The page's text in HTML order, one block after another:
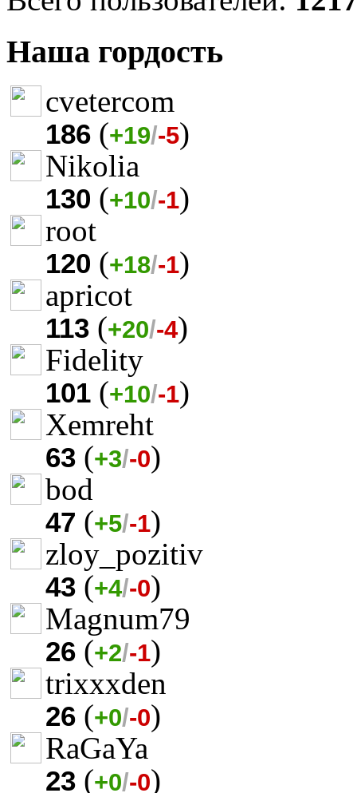
Наша гордость
cvetercom
186 (+19/-5)
Nikolia
130 (+10/-1)
root
120 (+18/-1)
apricot
113 (+20/-4)
Fidelity
101 (+10/-1)
Xemreht
63 (+3/-0)
bod
47 (+5/-1)
zloy_pozitiv
43 (+4/-0)
Magnum79
26 (+2/-1)
trixxxden
26 (+0/-0)
RaGaYa
23 (+0/-0)